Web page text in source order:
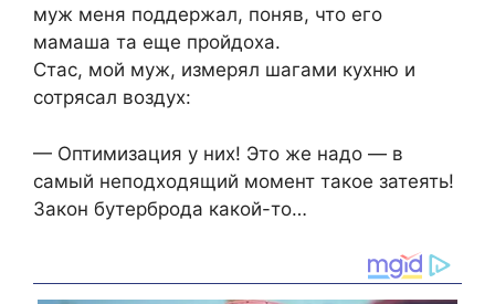
муж меня поддержал, поняв, что его
мамаша та еще пройдоха.
Стас, мой муж, измерял шагами кухню и
сотрясал воздух:
— Оптимизация у них! Это же надо — в
самый неподходящий момент такое затеять!
Закон бутерброда какой-то…